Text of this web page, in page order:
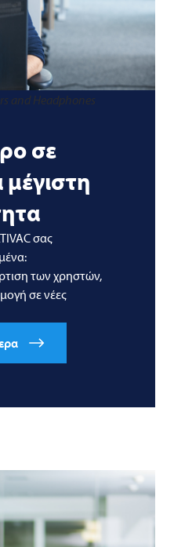
σε
μέγιστη
σας
των χρηστών,
σε νέες
and Headphones